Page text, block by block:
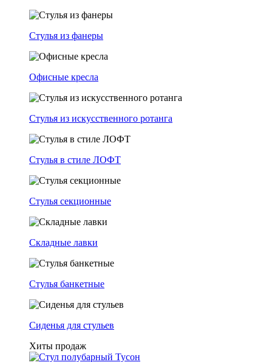
Стулья из фанеры
Офисные кресла
Стулья из искусственного ротанга
Стулья в стиле ЛОФТ
Стулья секционные
Складные лавки
Стулья банкетные
Сиденья для стульев
Хиты продаж